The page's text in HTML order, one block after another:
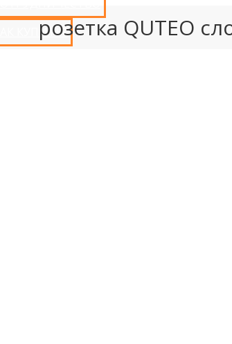
КАК КУПИТЬ?розетка QUTEO